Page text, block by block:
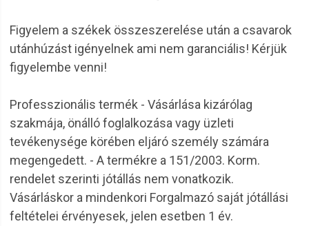
Figyelem a székek összeszerelése után a csavarok
utánhúzást igényelnek ami nem garanciális! Kérjük
figyelembe venni!
Professzionális termék - Vásárlása kizárólag
szakmája, önálló foglalkozása vagy üzleti
tevékenysége körében eljáró személy számára
megengedett. - A termékre a 151/2003. Korm.
rendelet szerinti jótállás nem vonatkozik.
Vásárláskor a mindenkori Forgalmazó saját jótállási
feltételei érvényesek, jelen esetben 1 év.